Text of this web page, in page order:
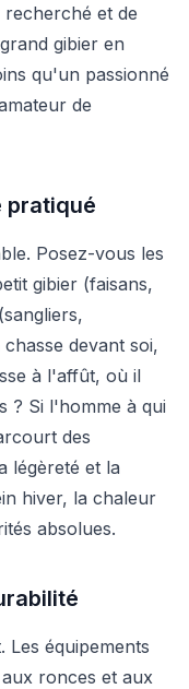
et de
gibier en
qu'un passionné
de
pratiqué
Posez-vous les
gibier (faisans,
devant soi,
à l'affût, où il
? Si l'homme à qui
des
légèreté et la
hiver, la chaleur
absolues.
Les équipements
ronces et aux